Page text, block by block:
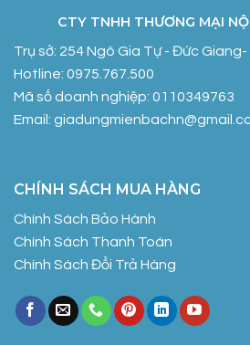
CTY TNHH THƯƠNG MẠI
Trụ sở: 254 Ngô Gia Tự - Đức Giang-
Hotline: 0975.767.500
Mã số doanh nghiệp: 0110349763
Email:
CHÍNH SÁCH MUA HÀNG
Chính Sách Bảo Hành
Chính Sách Thanh Toán
Chính Sách Đổi Trả Hàng